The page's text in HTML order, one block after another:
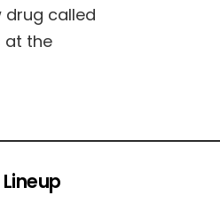
drug called
at the